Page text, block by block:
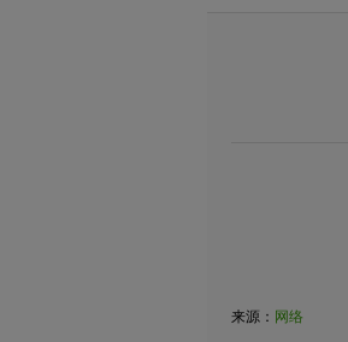
来源： 网络